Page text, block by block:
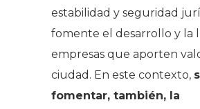
estabilidad y seguridad
fomente el desarrollo y la
empresas que aporten
ciudad. En este contexto,
fomentar, también, la